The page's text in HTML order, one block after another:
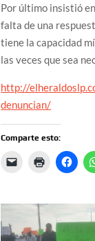
Por último insistió
falta de una
tiene la capacidad
las veces que sea
http://
denuncian/
Comparte esto: